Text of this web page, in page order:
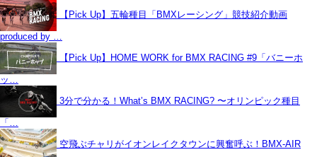
【Pick Up】五輪種目「BMXレーシング」競技紹介動画
produced by …
【Pick Up】HOME WORK for BMX RACING #9「バニーホ
ッ…
3分で分かる！What’s BMX RACING? 〜オリンピック種目
「…
空飛ぶチャリがイオンレイクタウンに興奮呼ぶ！BMX-AIR